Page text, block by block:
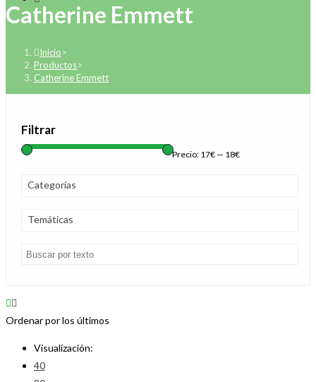
Catherine Emmett
Inicio>
Productos>
Catherine Emmett
Filtrar
Precio: 17€ — 18€
Categorías
Temáticas
Ordenar por los últimos
Visualización:
40